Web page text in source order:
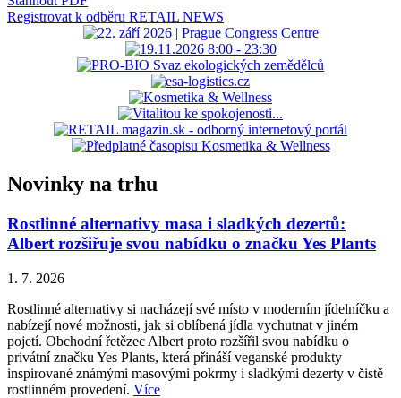
Registrovat k odběru RETAIL NEWS
Novinky na trhu
Rostlinné alternativy masa i sladkých dezertů:
Albert rozšiřuje svou nabídku o značku Yes Plants
1. 7. 2026
Rostlinné alternativy si nacházejí své místo v moderním jídelníčku a
nabízejí nové možnosti, jak si oblíbená jídla vychutnat v jiném
pojetí. Obchodní řetězec Albert proto rozšířil svou nabídku o
privátní značku Yes Plants, která přináší veganské produkty
inspirované známými masovými pokrmy i sladkými dezerty v čistě
rostlinném provedení. Více